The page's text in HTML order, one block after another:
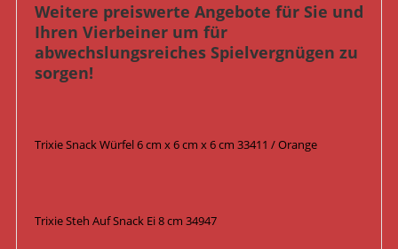
Weitere preiswerte Angebote für Sie und
Ihren Vierbeiner um für
abwechslungsreiches Spielvergnügen zu
sorgen!
Trixie Snack Würfel 6 cm x 6 cm x 6 cm 33411 / Orange
Trixie Steh Auf Snack Ei 8 cm 34947